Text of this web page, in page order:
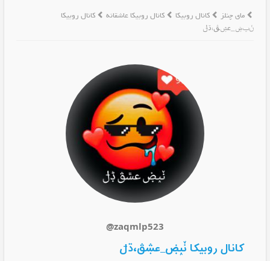
مای چنلز کانال روبیکا کانال روبیکا عاشقانه
کانال روبیکا
ݩݕۻ_عۺڨ،ڌݪ
@zaqmlp523
کانال روبیکا ݩݕۻ_عۺڨ،ڌݪ